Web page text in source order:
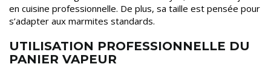
en cuisine professionnelle. De plus, sa taille est pensée pour
s’adapter aux marmites standards.
UTILISATION PROFESSIONNELLE DU
PANIER VAPEUR